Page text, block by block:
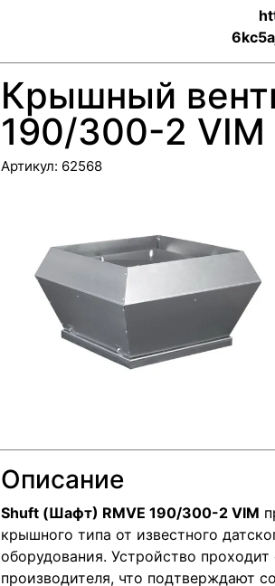
Крышный
190/300-2 VIM
Артикул: 62568
Описание
Shuft (Шафт) RMVE 190/300-2 VIM
крышного типа от известного
оборудования. Устройство
производителя, что подтверждают